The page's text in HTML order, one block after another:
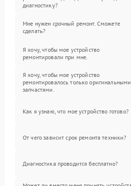
диагностику?
Мне нужен срочный ремонт. Сможете
сделать?
Я хочу, чтобы мое устройство
ремонтировали при мне.
Я хочу, чтобы мое устройство
ремонтировалось только оригинальными
запчастями.
Как я узнаю, что мое устройство готово?
От чего зависит срок ремонта техники?
Диагностика проводится бесплатно?